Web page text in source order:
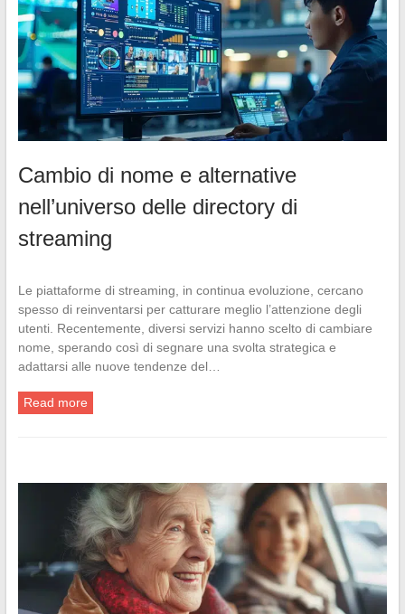
Cambio di nome e alternative
nell’universo delle directory di
streaming
Le piattaforme di streaming, in continua evoluzione, cercano
spesso di reinventarsi per catturare meglio l’attenzione degli
utenti. Recentemente, diversi servizi hanno scelto di cambiare
nome, sperando così di segnare una svolta strategica e
adattarsi alle nuove tendenze del…
Read more